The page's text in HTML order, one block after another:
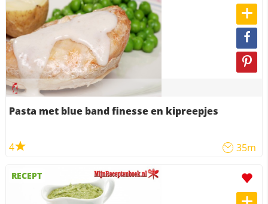
Pasta met blue band finesse en kipreepjes
4 35m
RECEPT